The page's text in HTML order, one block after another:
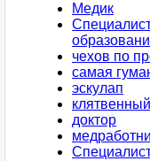
Медик
чехов по
самая
эскулап
доктор